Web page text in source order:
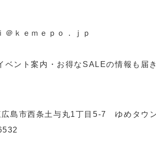
＠ｋｅｍｅｐｏ．ｊｐ
ベント案内・お得なSALEの情報も届き
島市西条土与丸1丁目5-7 ゆめタウ